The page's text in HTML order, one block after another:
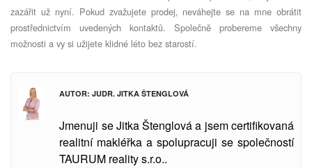
zazářit už nyní. Pokud zvažujete prodej, neváhejte se na mne obrátit
prostřednictvím uvedených kontaktů. Společně probereme všechny
možnosti a vy si užijete klidné léto bez starostí.
AUTOR: JUDR. JITKA ŠTENGLOVÁ
Jmenuji se Jitka Štenglová a jsem certifikovaná
realitní makléřka a spolupracuji se společností
TAURUM reality s.r.o..